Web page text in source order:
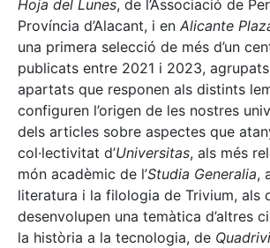
Hoja del Lunes, de l’Associació de
Província d’Alacant, i en Alicante
una primera selecció de més d’un
publicats entre 2021 i 2023,
apartats que responen als distints
configuren l’origen de les nostres
dels articles sobre aspectes que
col·lectivitat d’Universitas, als més
món acadèmic de l’Studia Generalia,
literatura i la filologia de Trivium, als
desenvolupen una temàtica d’altres
la història a la tecnologia, de